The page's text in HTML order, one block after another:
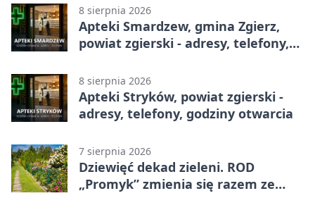
8 sierpnia 2026
Apteki Smardzew, gmina Zgierz,
powiat zgierski - adresy, telefony,
8 sierpnia 2026
Apteki Stryków, powiat zgierski -
adresy, telefony, godziny otwarcia
7 sierpnia 2026
Dziewięć dekad zieleni. ROD
„Promyk” zmienia się razem ze